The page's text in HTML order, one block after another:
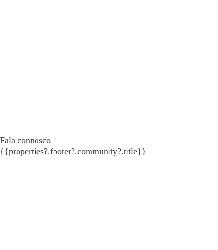
Fala connosco
{{properties?.footer?.community?.title}}